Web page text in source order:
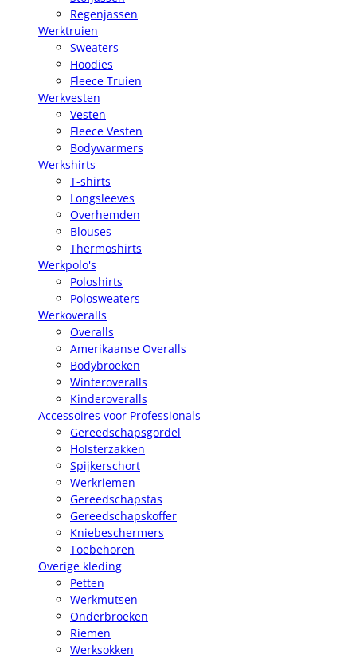
Regenjassen
Werktruien
Sweaters
Hoodies
Fleece Truien
Werkvesten
Vesten
Fleece Vesten
Bodywarmers
Werkshirts
T-shirts
Longsleeves
Overhemden
Blouses
Thermoshirts
Werkpolo's
Poloshirts
Polosweaters
Werkoveralls
Overalls
Amerikaanse Overalls
Bodybroeken
Winteroveralls
Kinderoveralls
Accessoires voor Professionals
Gereedschapsgordel
Holsterzakken
Spijkerschort
Werkriemen
Gereedschapstas
Gereedschapskoffer
Kniebeschermers
Toebehoren
Overige kleding
Petten
Werkmutsen
Onderbroeken
Riemen
Werksokken